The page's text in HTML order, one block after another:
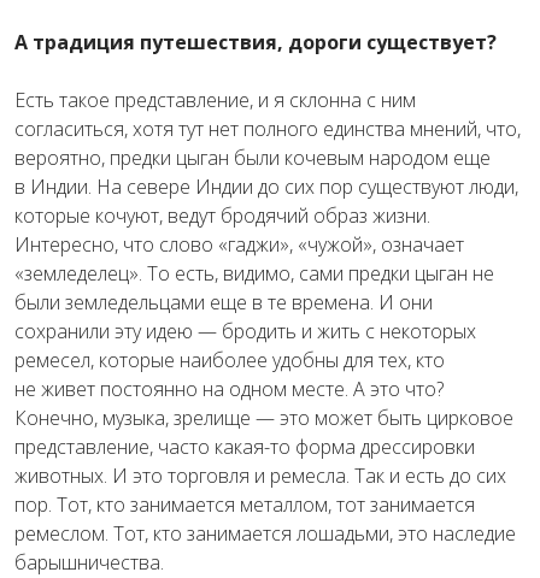
А традиция путешествия, дороги существует?
Есть такое представление, и я склонна с ним
согласиться, хотя тут нет полного единства мнений, что,
вероятно, предки цыган были кочевым народом еще
в Индии. На севере Индии до сих пор существуют люди,
которые кочуют, ведут бродячий образ жизни.
Интересно, что слово «гаджи», «чужой», означает
«земледелец». То есть, видимо, сами предки цыган не
были земледельцами еще в те времена. И они
сохранили эту идею — бродить и жить с некоторых
ремесел, которые наиболее удобны для тех, кто
не живет постоянно на одном месте. А это что?
Конечно, музыка, зрелище — это может быть цирковое
представление, часто какая-то форма дрессировки
животных. И это торговля и ремесла. Так и есть до сих
пор. Тот, кто занимается металлом, тот занимается
ремеслом. Тот, кто занимается лошадьми, это наследие
барышничества.